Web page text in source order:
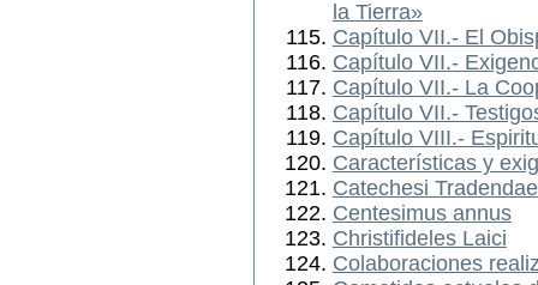
la Tierra»
Capítulo VII.- El
Capítulo VII.-
Capítulo VII.- La
Capítulo VII.-
Capítulo VIII.-
Características y
Catechesi Tradendae
Centesimus annus
Christifideles Laici
Colaboraciones